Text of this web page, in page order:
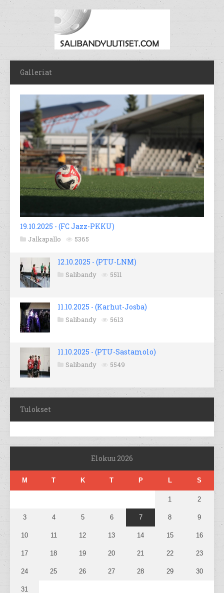
Galleriat
19.10.2025 - (FC Jazz-PKKU)
Jalkapallo 5365
12.10.2025 - (PTU-LNM)
Salibandy 5511
11.10.2025 - (Karhut-Josba)
Salibandy 5613
11.10.2025 - (PTU-Sastamolo)
Salibandy 5549
Tulokset
Elokuu 2026
M T K T P L S
1 2
3 4 5 6 7 8 9
10 11 12 13 14 15 16
17 18 19 20 21 22 23
24 25 26 27 28 29 30
31